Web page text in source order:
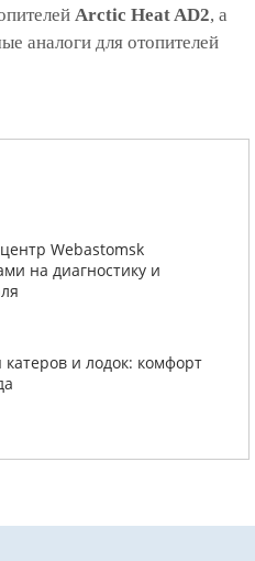
Arctic Heat AD2, а
аналоги для отопителей
Webastomsk
на диагностику и
и лодок: комфорт